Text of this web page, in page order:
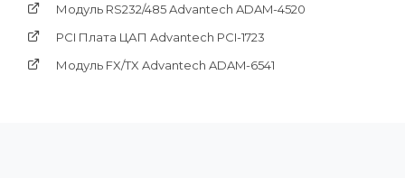
Модуль RS232/485 Advantech ADAM-4520
PCI Платa ЦАП Advantech PCI-1723
Модуль FX/TX Advantech ADAM-6541